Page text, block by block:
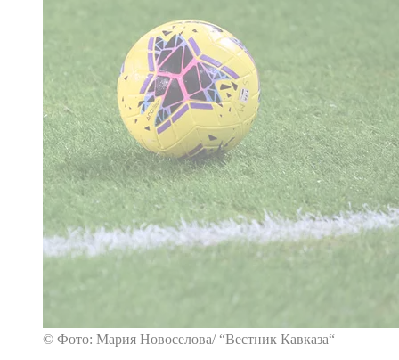
© Фото: Мария Новоселова/ “Вестник Кавказа“